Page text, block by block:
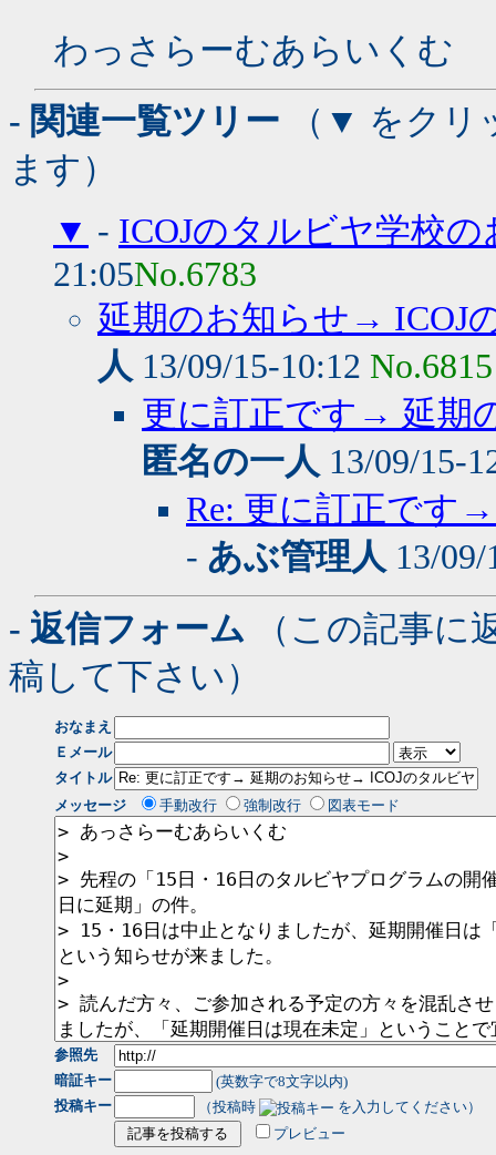
わっさらーむあらいくむ
- 関連一覧ツリー （▼ をクリ
ます）
▼ - ICOJのタルビヤ学校の
21:05No.6783
延期のお知らせ→ ICOJ
人 13/09/15-10:12 No.6815
更に訂正です→ 延期
匿名の一人 13/09/15-
Re: 更に訂正です
- あぶ管理人 13/
- 返信フォーム （この記事に
稿して下さい）
おなまえ
Ｅメール
タイトル
メッセージ
手動改行 強制改行 図表モード
参照先
暗証キー
(英数字で8文字以内)
投稿キー
（投稿時
を入力してください）
プレビュー